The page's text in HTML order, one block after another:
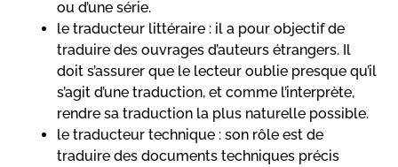
ou d’une série.
le traducteur littéraire : il a pour objectif de
traduire des ouvrages d’auteurs étrangers. Il
doit s’assurer que le lecteur oublie presque qu’il
s’agit d’une traduction, et comme l’interprète,
rendre sa traduction la plus naturelle possible.
le traducteur technique : son rôle est de
traduire des documents techniques précis